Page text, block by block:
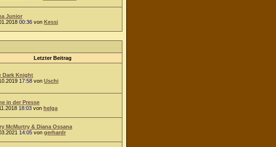
Junior
00:36 von Kessi
Letzter Beitrag
Dark Knight
17:58 von Uschi
in der Presse
18:03 von helga
McMurtry & Diana Ossana
14:05 von gerhardr